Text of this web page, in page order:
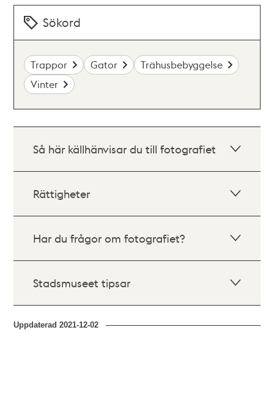
Sökord
Trappor Gator
Trähusbebyggelse
Vinter
Så här källhänvisar du till fotografiet
Rättigheter
Har du frågor om fotografiet?
Stadsmuseet tipsar
Uppdaterad2021-12-02